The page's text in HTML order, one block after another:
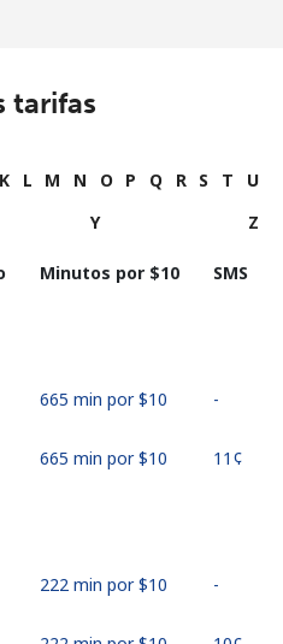
tarifas
K L M N O P Q R S T
U
Y Z
Minutos por ⁦$10⁩ SMS
665 min por ⁦$10⁩ -
665 min por ⁦$10⁩ ⁦11¢⁩
222 min por ⁦$10⁩ -